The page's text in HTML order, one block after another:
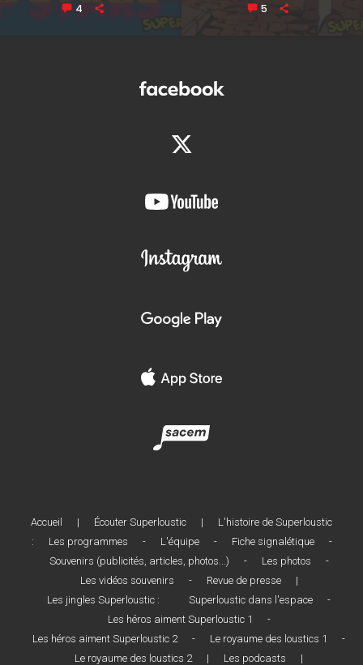
4 5
Accueil | Écouter Superloustic |
L'histoire de Superloustic
:
Les programmes - L'équipe - Fiche signalétique
-
Souvenirs (publicités, articles, photos...)
- Les photos
-
Les vidéos souvenirs
- Revue de presse
|
Les jingles Superloustic :
Superloustic dans l'espace
-
Les héros aiment Superloustic 1
-
Les héros aiment Superloustic 2
- Le royaume des loustics 1
-
Le royaume des loustics 2
| Les podcasts |